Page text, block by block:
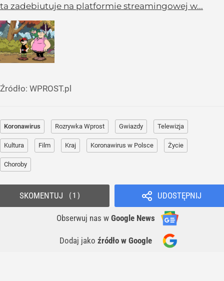
ta zadebiutuje na platformie streamingowej w...
Źródło: WPROST.pl
Koronawirus Rozrywka Wprost Gwiazdy Telewizja
Kultura Film Kraj Koronawirus w Polsce Życie
Choroby
UDOSTĘPNIJ
Obserwuj nas w Google News
Dodaj jako źródło w Google
SKOMENTUJ 1